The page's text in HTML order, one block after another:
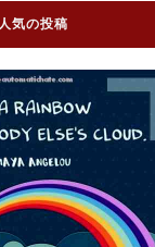
人気の投稿